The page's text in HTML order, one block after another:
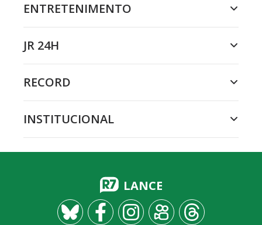
ENTRETENIMENTO
JR 24H
RECORD
INSTITUCIONAL
LANCE